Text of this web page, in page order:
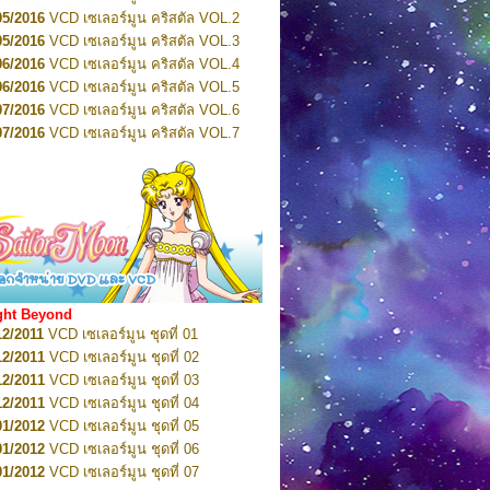
4
Pretty Guardian Sailor Moon Eternal
5
Pretty Guardian Sailor Moon Eternal
6
Pretty Guardian Sailor Moon Eternal
7
Pretty Guardian Sailor Moon Eternal
Pretty Guardian Sailor Moon Eternal
Pretty Guardian Sailor Moon Eternal
10
2026Code Name: Sailor V 1
2026Code Name: Sailor V 2
2016 VCD เซเลอร์มูน คริสตัล VOL.2
2016 VCD เซเลอร์มูน คริสตัล VOL.3
2016 VCD เซเลอร์มูน คริสตัล VOL.4
2016 VCD เซเลอร์มูน คริสตัล VOL.5
2016 VCD เซเลอร์มูน คริสตัล VOL.6
2016 VCD เซเลอร์มูน คริสตัล VOL.7
VCD เซเลอร์มูน คริสตัล VOL.9
VCD เซเลอร์มูน คริสตัล VOL.10
2016
VCD เซเลอร์มูน คริสตัล VOL.11
2016VCD เซเลอร์มูน คริสตัล VOL.12
2016VCD เซเลอร์มูน คริสตัล VOL.13
2016 DVD เซเลอร์มูน คริสตัล VOL.1
2016DVD เซเลอร์มูน คริสตัล VOL.2
2016 DVD เซเลอร์มูน คริสตัล VOL.3
2016 DVD เซเลอร์มูน คริสตัล VOL.4
2016 DVD เซเลอร์มูน คริสตัล VOL.5
2016 DVD เซเลอร์มูน คริสตัล VOL.6
2016DVD เซเลอร์มูน คริสตัล VOL.7
2016DVD เซเลอร์มูน คริสตัล VOL.8
2017 DVD เซเลอร์มูน คริสตัล Box-Set
Beyond
2011 VCD เซเลอร์มูน ชุดที่ 01
2011 VCD เซเลอร์มูน ชุดที่ 02
2011 VCD เซเลอร์มูน ชุดที่ 03
2011 VCD เซเลอร์มูน ชุดที่ 04
2012 VCD เซเลอร์มูน ชุดที่ 05
2012 VCD เซเลอร์มูน ชุดที่ 06
2012 VCD เซเลอร์มูน ชุดที่ 07